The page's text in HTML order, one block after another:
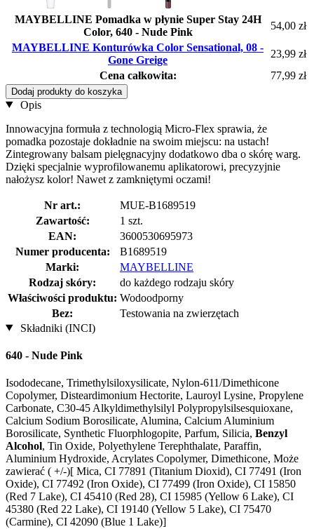
MAYBELLINE Pomadka w płynie Super Stay 24H
Color, 640 - Nude Pink
54,00 zł
MAYBELLINE Konturówka Color Sensational, 08 -
Gone Greige
23,99 zł
Cena całkowita:
77,99 zł
Dodaj produkty do koszyka
Opis
Innowacyjna formuła z technologią Micro-Flex sprawia, że
pomadka pozostaje dokładnie na swoim miejscu: na ustach!
Zintegrowany balsam pielęgnacyjny dodatkowo dba o skórę warg.
Dzięki specjalnie wyprofilowanemu aplikatorowi, precyzyjnie
nałożysz kolor! Nawet z zamkniętymi oczami!
Nr art.:
MUE-B1689519
Zawartość:
1 szt.
EAN:
3600530695973
Numer producenta:
B1689519
Marki:
MAYBELLINE
Rodzaj skóry:
do każdego rodzaju skóry
Właściwości produktu: Wodoodporny
Bez:
Testowania na zwierzętach
Składniki (INCI)
640 - Nude Pink
Isododecane, Trimethylsiloxysilicate, Nylon-611/Dimethicone
Copolymer, Disteardimonium Hectorite, Lauroyl Lysine, Propylene
Carbonate, C30-45 Alkyldimethylsilyl Polypropylsilsesquioxane,
Calcium Sodium Borosilicate, Alumina, Calcium Aluminium
Borosilicate, Synthetic Fluorphlogopite, Parfum, Silicia, Benzyl
Alcohol, Tin Oxide, Polyethylene Terephthalate, Paraffin,
Aluminium Hydroxide, Acrylates Copolymer, Dimethicone, Może
zawierać ( +/-)[ Mica, CI 77891 (Titanium Dioxid), CI 77491 (Iron
Oxide), CI 77492 (Iron Oxide), CI 77499 (Iron Oxide), CI 15850
(Red 7 Lake), CI 45410 (Red 28), CI 15985 (Yellow 6 Lake), CI
45380 (Red 22 Lake), CI 19140 (Yellow 5 Lake), CI 75470
(Carmine), CI 42090 (Blue 1 Lake)]